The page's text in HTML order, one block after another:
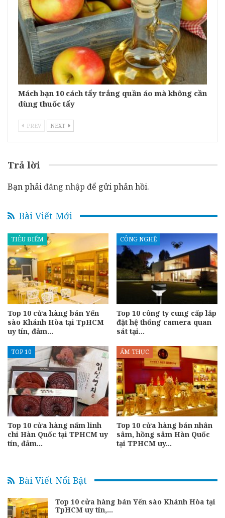
Mách bạn 10 cách tẩy trắng quần áo mà không cần
dùng thuốc tẩy
PREV NEXT
Trả lời
Bạn phải đăng nhập để gửi phản hồi.
Bài Viết Mới
TIÊU ĐIỂM
Top 10 cửa hàng bán Yến
sào Khánh Hòa tại TpHCM
uy tín, đảm…
CÔNG NGHỆ
Top 10 công ty cung cấp lắp
đặt hệ thống camera quan
sát tại…
TOP 10
Top 10 cửa hàng nấm linh
chi Hàn Quốc tại TPHCM uy
tín, đảm…
ẨM THỰC
Top 10 cửa hàng bán nhân
sâm, hồng sâm Hàn Quốc
tại TPHCM uy…
Bài Viết Nổi Bật
Top 10 cửa hàng bán Yến sào Khánh Hòa tại
TpHCM uy tín,…